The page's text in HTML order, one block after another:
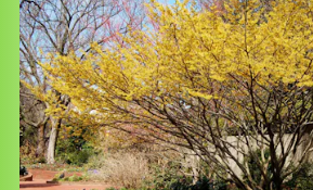
APOYO
IDIOMA